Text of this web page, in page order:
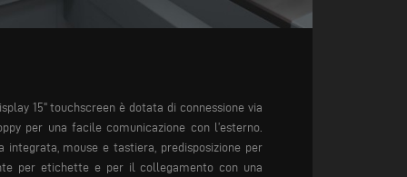
15" touchscreen è dotata di connessione via
per una facile comunicazione con l’esterno.
integrata, mouse e tastiera, predisposizione per
per etichette e per il collegamento con una